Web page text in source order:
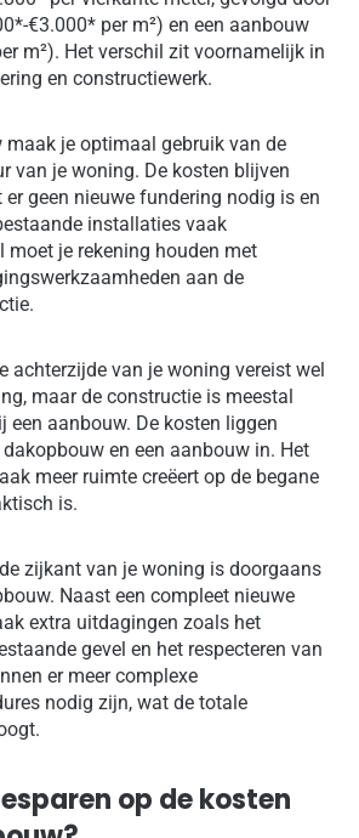
€3.000* per m²) en een aanbouw
m²). Het verschil zit voornamelijk in
en constructiewerk.
maak je optimaal gebruik van de
van je woning. De kosten blijven
geen nieuwe fundering nodig is en
installaties vaak
moet je rekening houden met
aan de
achterzijde van je woning vereist wel
maar de constructie is meestal
een aanbouw. De kosten liggen
en een aanbouw in. Het
meer ruimte creëert op de begane
is.
zijkant van je woning is doorgaans
Naast een compleet nieuwe
extra uitdagingen zoals het
gevel en het respecteren van
er meer complexe
nodig zijn, wat de totale
op de kosten